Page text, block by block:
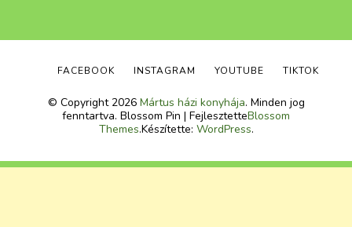
© Copyright 2026 Mártus házi konyhája. Minden jog
fenntartva. Blossom Pin | FejlesztetteBlossom
Themes.Készítette: WordPress.
FACEBOOK INSTAGRAM YOUTUBE TIKTOK